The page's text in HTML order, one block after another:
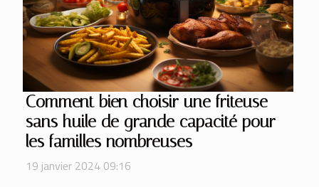
Comment bien choisir une friteuse
sans huile de grande capacité pour
les familles nombreuses
19 janvier 2024 09:16